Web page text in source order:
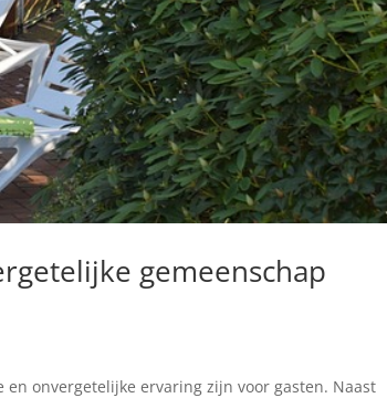
gemeenschap
onvergetelijke ervaring zijn voor gasten. Naast